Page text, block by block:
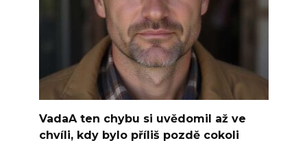
VadaA ten chybu si uvědomil až ve
chvíli, kdy bylo příliš pozdě cokoli